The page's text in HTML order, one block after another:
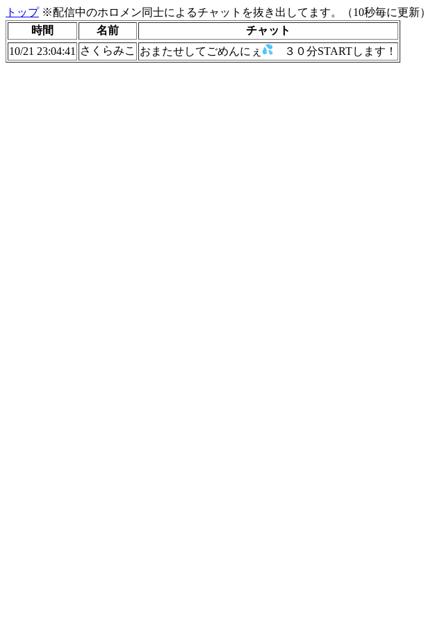
トップ※配信中のホロメン同士によるチャットを抜き出してます。（10秒毎に更新）
時間
名前
チャット
10/21 23:04:41
さくらみこ おまたせしてごめんにぇ ３０分STARTします！